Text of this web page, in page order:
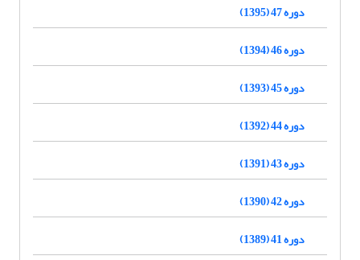
دوره 47 (1395)
دوره 46 (1394)
دوره 45 (1393)
دوره 44 (1392)
دوره 43 (1391)
دوره 42 (1390)
دوره 41 (1389)